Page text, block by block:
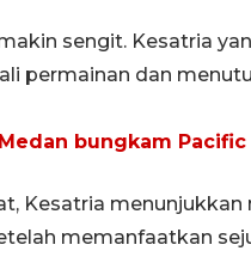
sengit. Kesatria
permainan dan
bungkam
Kesatria
memanfaatkan